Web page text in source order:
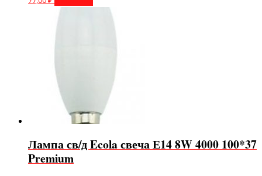
Лампа св/д Ecola свеча Е14 8W 4000 100*37
Premium